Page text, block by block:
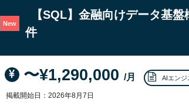
New
【SQL】金融向けデータ基
件
〜¥1,290,000 /月 AIエンジ
掲載開始日：2026年8月7日